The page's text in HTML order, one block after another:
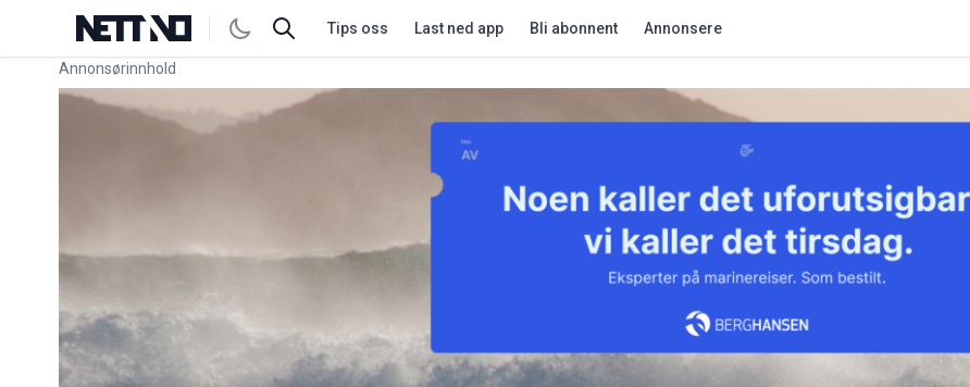
Tips oss Last ned app Bli abonnent Annonsere
Annonsørinnhold
Link for annonse